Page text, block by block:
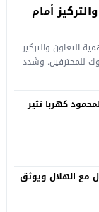
أمام
التعاون والتركيز
للمحترفين. وشدد
كهربا تثير
مع الهلال ويوثق